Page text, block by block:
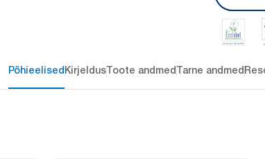
Põhieelised KirjeldusToote andmedTarne andmed